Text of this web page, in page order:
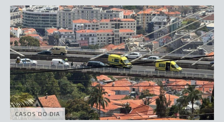
CASOS DO DIA